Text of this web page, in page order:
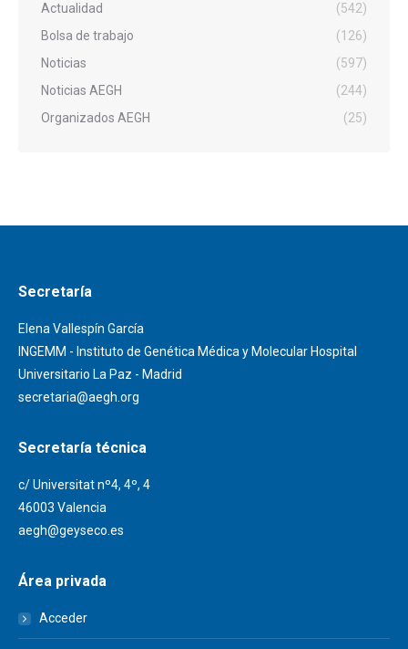
Actualidad
(542)
Bolsa de trabajo
(126)
Noticias
(597)
Noticias AEGH
(244)
Organizados AEGH
(25)
Secretaría
Elena Vallespín García
INGEMM - Instituto de Genética Médica y Molecular Hospital
Universitario La Paz - Madrid
secretaria@aegh.org
Secretaría técnica
c/ Universitat nº4, 4º, 4
46003 Valencia
aegh@geyseco.es
Área privada
Acceder